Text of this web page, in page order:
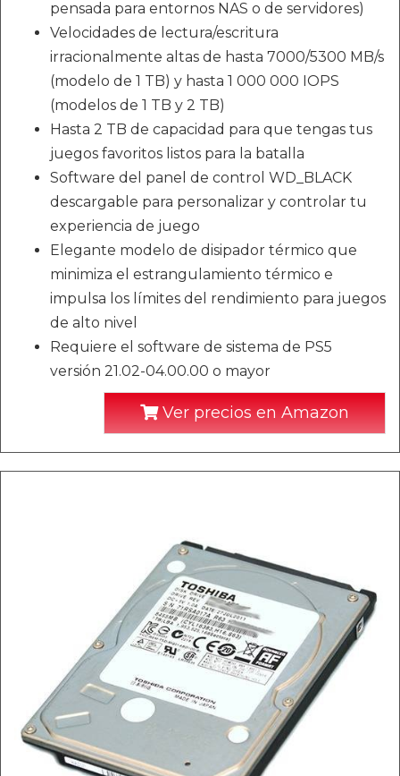
pensada para entornos NAS o de servidores)
Velocidades de lectura/escritura
irracionalmente altas de hasta 7000/5300 MB/s
(modelo de 1 TB) y hasta 1 000 000 IOPS
(modelos de 1 TB y 2 TB)
Hasta 2 TB de capacidad para que tengas tus
juegos favoritos listos para la batalla
Software del panel de control WD_BLACK
descargable para personalizar y controlar tu
experiencia de juego
Elegante modelo de disipador térmico que
minimiza el estrangulamiento térmico e
impulsa los límites del rendimiento para juegos
de alto nivel
Requiere el software de sistema de PS5
versión 21.02-04.00.00 o mayor
Ver precios en Amazon